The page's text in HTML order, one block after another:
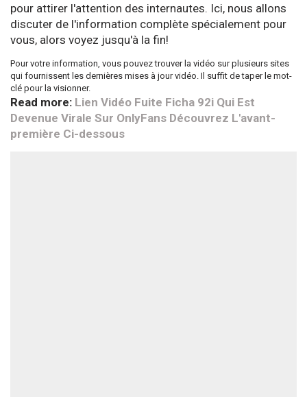
pour attirer l'attention des internautes. Ici, nous allons
discuter de l'information complète spécialement pour
vous, alors voyez jusqu'à la fin!
Pour votre information, vous pouvez trouver la vidéo sur plusieurs sites
qui fournissent les dernières mises à jour vidéo. Il suffit de taper le mot-
clé pour la visionner.
Read more: Lien Vidéo Fuite Ficha 92i Qui Est
Devenue Virale Sur OnlyFans Découvrez L'avant-
première Ci-dessous